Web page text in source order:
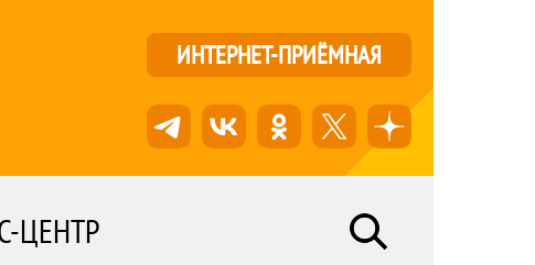
ИНТЕРНЕТ-ПРИЁМНАЯ
ЦЕНТР